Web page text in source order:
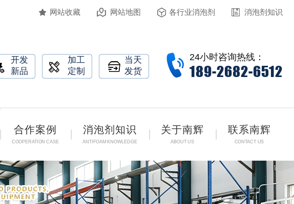
网站收藏 网站地图 各行业消泡剂 消泡剂知识
开发
新品
加工
定制
当天
发货
24小时咨询热线：
189-2682-6512
合作案例
COOPERATION CASE
消泡剂知识
ANTIFOAM KNOWLEDGE
关于南辉
ABOUT US
联系南辉
CONTACT US